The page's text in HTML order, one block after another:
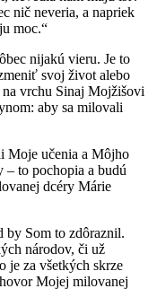
nič neveria, a napriek
moc.“
nijakú vieru. Je to
svoj život alebo
vrchu Sinaj Mojžišovi
aby sa milovali
Moje učenia a Môjho
– to pochopia a budú
dcéry Márie
by Som to zdôraznil.
národov, či už
je za všetkých skrze
Mojej milovanej